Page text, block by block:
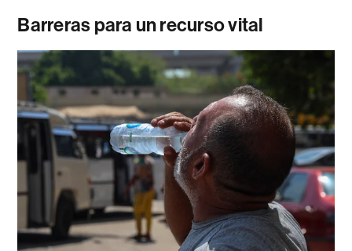
Barreras para un recurso vital